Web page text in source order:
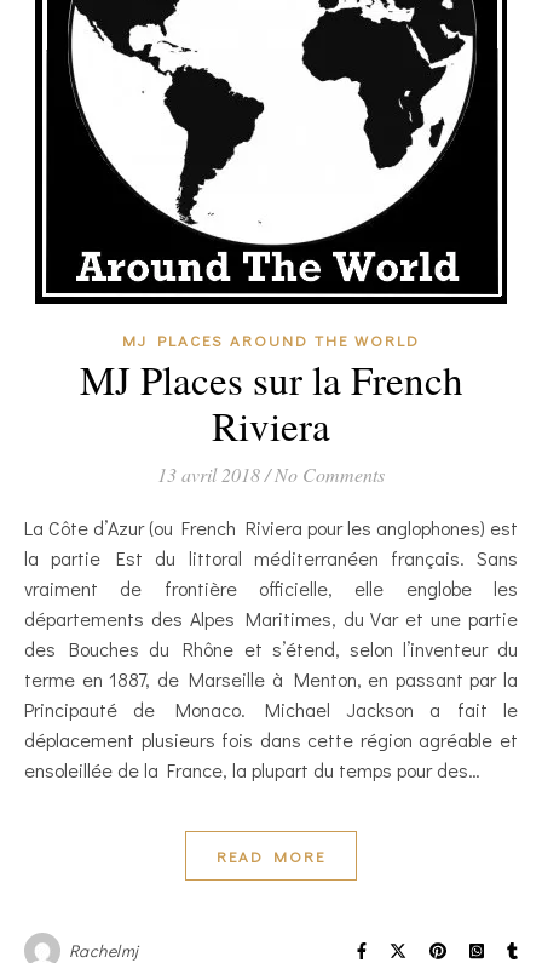
MJ PLACES AROUND THE WORLD
MJ Places sur la French
Riviera
13 avril 2018/ No Comments
La Côte d’Azur (ou French Riviera pour les anglophones) est
la partie Est du littoral méditerranéen français. Sans
vraiment de frontière officielle, elle englobe les
départements des Alpes Maritimes, du Var et une partie
des Bouches du Rhône et s’étend, selon l’inventeur du
terme en 1887, de Marseille à Menton, en passant par la
Principauté de Monaco. Michael Jackson a fait le
déplacement plusieurs fois dans cette région agréable et
ensoleillée de la France, la plupart du temps pour des…
READ MORE
Rachelmj